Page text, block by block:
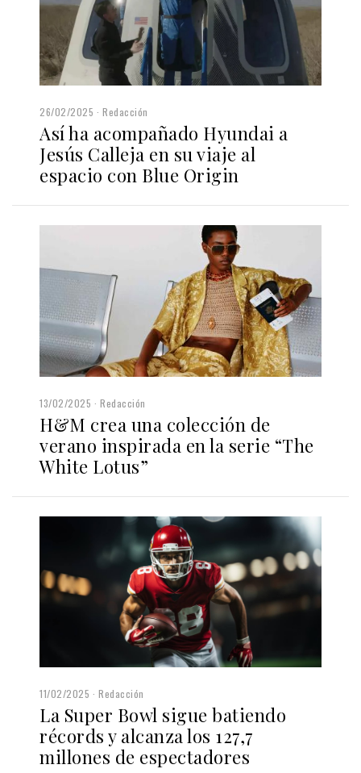
26/02/2025 Redacción
Así ha acompañado Hyundai a
Jesús Calleja en su viaje al
espacio con Blue Origin
13/02/2025 Redacción
H&M crea una colección de
verano inspirada en la serie “The
White Lotus”
11/02/2025 Redacción
La Super Bowl sigue batiendo
récords y alcanza los 127,7
millones de espectadores